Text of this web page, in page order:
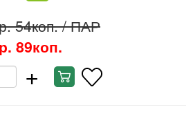
54коп./ ПАР
89коп.
+